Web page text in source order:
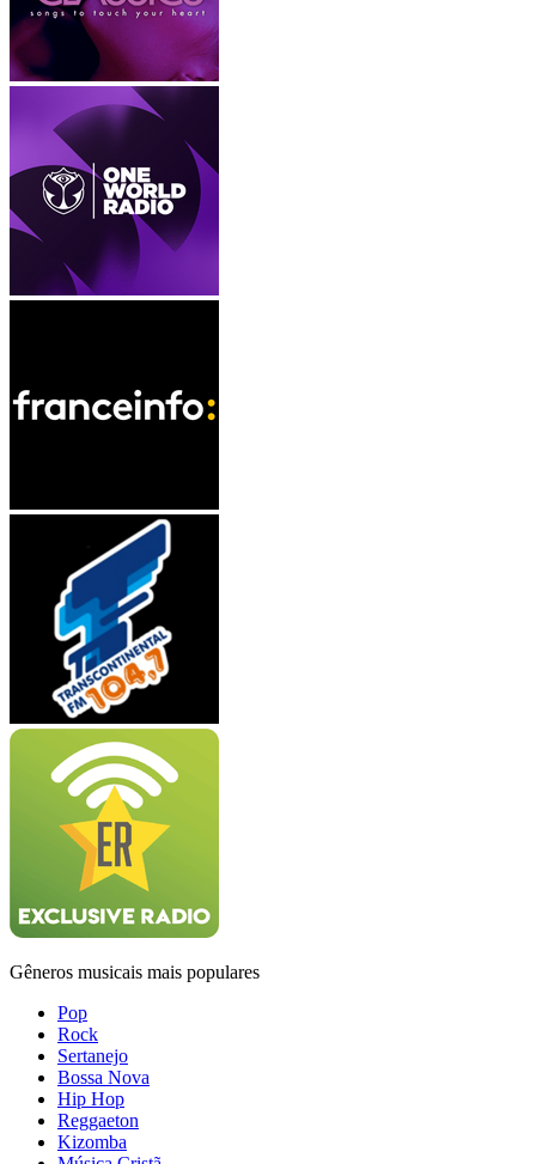
Gêneros musicais mais populares
Pop
Rock
Sertanejo
Bossa Nova
Hip Hop
Reggaeton
Kizomba